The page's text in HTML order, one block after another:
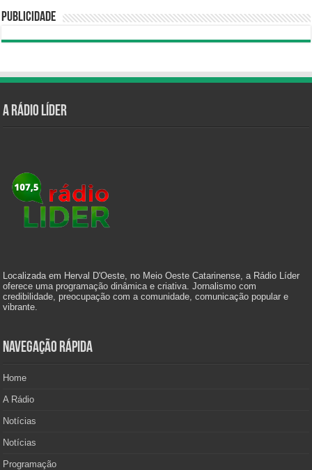
Publicidade
A Rádio Líder
Localizada em Herval D'Oeste, no Meio Oeste Catarinense, a Rádio Líder
oferece uma programação dinâmica e criativa. Jornalismo com
credibilidade, preocupação com a comunidade, comunicação popular e
vibrante.
Navegação Rápida
Home
A Rádio
Notícias
Notícias
Programação